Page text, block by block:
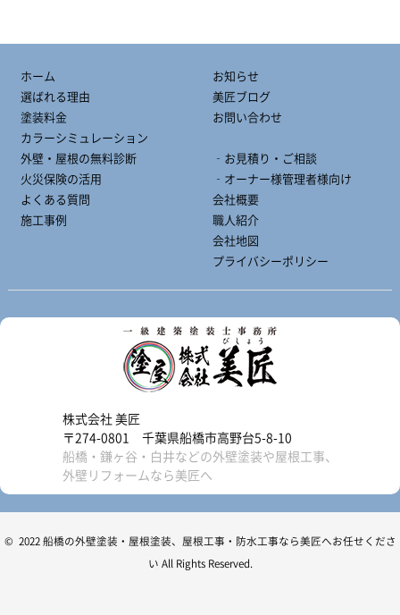
ホーム
選ばれる理由
塗装料金
カラーシミュレーション
外壁・屋根の無料診断
火災保険の活用
よくある質問
施工事例
お知らせ
美匠ブログ
お問い合わせ
‐お見積り・ご相談
‐オーナー様管理者様向け
会社概要
職人紹介
会社地図
プライバシーポリシー
株式会社 美匠
〒274-0801 千葉県船橋市高野台5-8-10
船橋・鎌ヶ谷・白井などの外壁塗装や屋根工事、
外壁リフォームなら美匠へ
© 2022 船橋の外壁塗装・屋根塗装、屋根工事・防水工事なら美匠へお任せくださ
い All Rights Reserved.